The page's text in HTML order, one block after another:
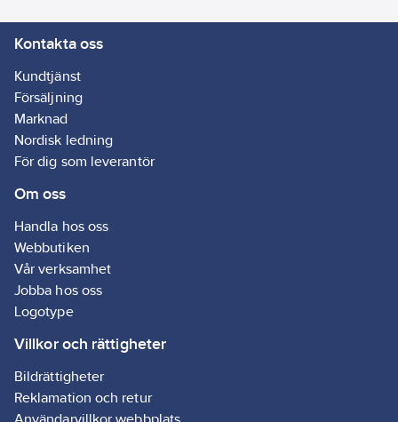
Kontakta oss
Kundtjänst
Försäljning
Marknad
Nordisk ledning
För dig som leverantör
Om oss
Handla hos oss
Webbutiken
Vår verksamhet
Jobba hos oss
Logotype
Villkor och rättigheter
Bildrättigheter
Reklamation och retur